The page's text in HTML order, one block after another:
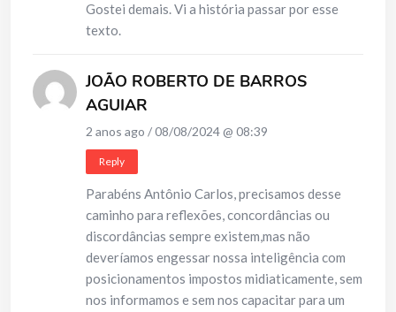
Gostei demais. Vi a história passar por esse
texto.
JOÃO ROBERTO DE BARROS
AGUIAR
2 anos ago / 08/08/2024 @ 08:39
Reply
Parabéns Antônio Carlos, precisamos desse
caminho para reflexões, concordâncias ou
discordâncias sempre existem,mas não
deveríamos engessar nossa inteligência com
posicionamentos impostos midiaticamente, sem
nos informamos e sem nos capacitar para um